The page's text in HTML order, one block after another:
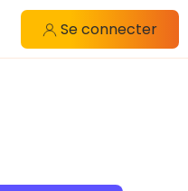
Se connecter